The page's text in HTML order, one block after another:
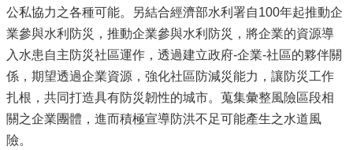
公私協力之各種可能。另結合經濟部水利署自100年起推動企
業參與水利防災，推動企業參與水利防災，將企業的資源導
入水患自主防災社區運作，透過建立政府-企業-社區的夥伴關
係，期望透過企業資源，強化社區防減災能力，讓防災工作
扎根，共同打造具有防災韌性的城市。蒐集彙整風險區段相
關之企業團體，進而積極宣導防洪不足可能產生之水道風
險。